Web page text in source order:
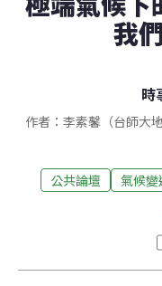
我
時
作者：李素馨（台師大
公共論壇 氣候變